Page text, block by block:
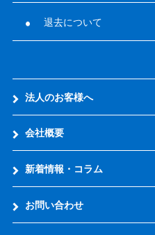
退去について
法人のお客様へ
会社概要
新着情報・コラム
お問い合わせ